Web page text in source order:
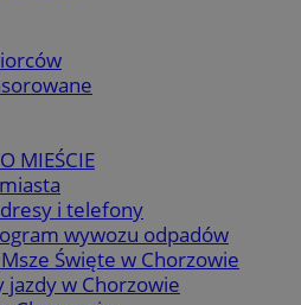
MIEŚCIE
i telefony
wywozu odpadów
Święte w Chorzowie
jazdy w Chorzowie